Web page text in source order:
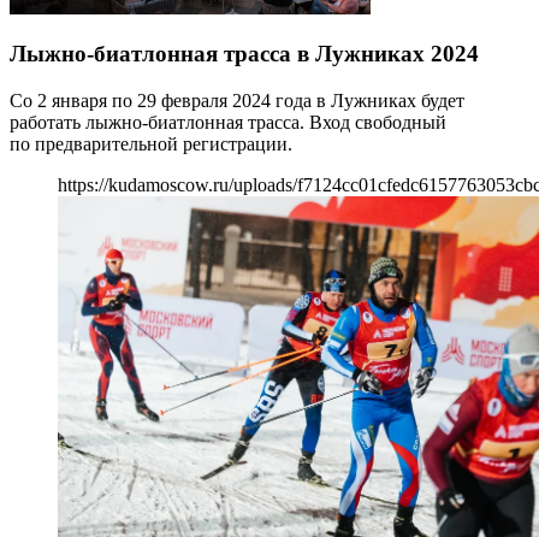
Лыжно-биатлонная трасса в Лужниках 2024
Со 2 января по 29 февраля 2024 года в Лужниках будет
работать лыжно-биатлонная трасса. Вход свободный
по предварительной регистрации.
https://kudamoscow.ru/uploads/